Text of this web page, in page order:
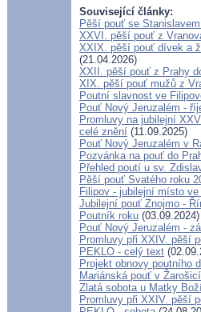
Související články:
Pěší pouť se
XXVI. pěší pouť z
XXIX. pěší pouť dívek a
(21.04.2026)
XXII. pěší pouť z Prahy
XIX. pěší pouť mužů z
Poutní slavnost ve
Pouť Nový Jeruzalém -
Promluvy na jubilejní
celé znění (11.09.2025)
Pouť Nový Jeruzalém v
Pozvánka na pouť do
Přehled poutí u sv.
Pěší pouť Svatého roku
Filipov - jubilejní místo
Jubilejní pouť Znojmo -
Poutník roku (03.09.2024)
Pouť Nový Jeruzalém -
Promluvy při XXIV. pěší
PEKLO - celý text
Projekt obnovy poutního
Mariánská pouť v
Zlatá sobota u Matky
Promluvy při XXIV. pěší